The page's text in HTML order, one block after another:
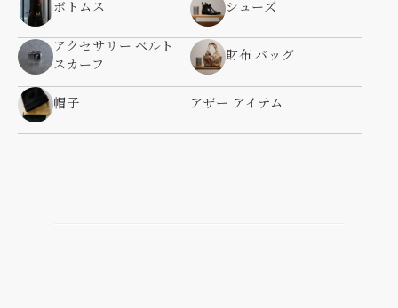
ボトムス シューズ
アクセサリー ベルト
スカーフ
財布 バッグ
帽子 アザー アイテム